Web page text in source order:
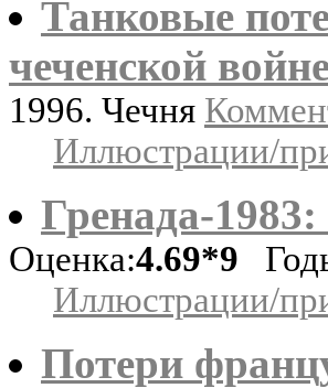
Танковые
чеченской
1996. Чечня
Иллюстрации/
Гренада-
Оценка:4.69*9
Иллюстрации/
Потери